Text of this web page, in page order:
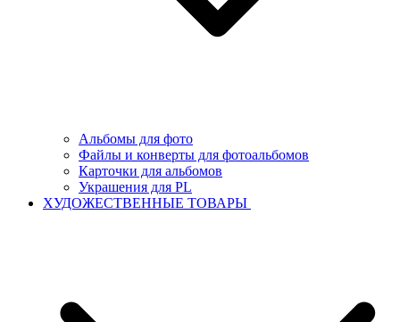
Альбомы для фото
Файлы и конверты для фотоальбомов
Карточки для альбомов
Украшения для PL
ХУДОЖЕСТВЕННЫЕ ТОВАРЫ